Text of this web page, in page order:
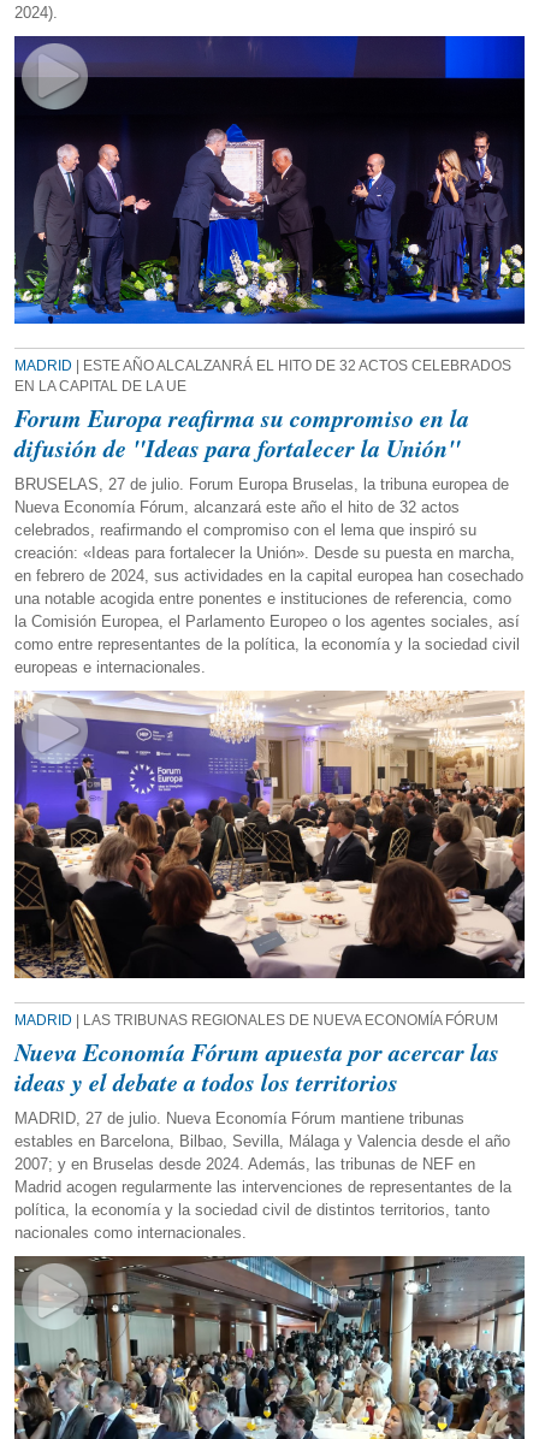
2024).
MADRID | ESTE AÑO ALCALZANRÁ EL HITO DE 32 ACTOS CELEBRADOS
EN LA CAPITAL DE LA UE
Forum Europa reafirma su compromiso en la
difusión de "Ideas para fortalecer la Unión"
BRUSELAS, 27 de julio. Forum Europa Bruselas, la tribuna europea de
Nueva Economía Fórum, alcanzará este año el hito de 32 actos
celebrados, reafirmando el compromiso con el lema que inspiró su
creación: «Ideas para fortalecer la Unión». Desde su puesta en marcha,
en febrero de 2024, sus actividades en la capital europea han cosechado
una notable acogida entre ponentes e instituciones de referencia, como
la Comisión Europea, el Parlamento Europeo o los agentes sociales, así
como entre representantes de la política, la economía y la sociedad civil
europeas e internacionales.
MADRID | LAS TRIBUNAS REGIONALES DE NUEVA ECONOMÍA FÓRUM
Nueva Economía Fórum apuesta por acercar las
ideas y el debate a todos los territorios
MADRID, 27 de julio. Nueva Economía Fórum mantiene tribunas
estables en Barcelona, Bilbao, Sevilla, Málaga y Valencia desde el año
2007; y en Bruselas desde 2024. Además, las tribunas de NEF en
Madrid acogen regularmente las intervenciones de representantes de la
política, la economía y la sociedad civil de distintos territorios, tanto
nacionales como internacionales.